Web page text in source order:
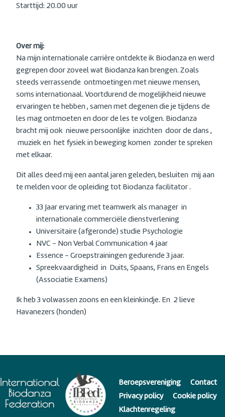
Starttijd: 20.00 uur
Over mij:
Na mijn internationale carrière ontdekte ik Biodanza en werd
gegrepen door zoveel wat Biodanza kan brengen. Zoals
steeds verrassende ontmoetingen met nieuwe mensen,
soms internationaal. Voortdurend de mogelijkheid nieuwe
ervaringen te hebben , samen met degenen die je tijdens de
les mag ontmoeten en door de les te volgen. Biodanza
bracht mij ook nieuwe persoonlijke inzichten door de dans ,
muziek en het fysiek in beweging komen zonder te spreken
met elkaar.
Dit alles deed mij een aantal jaren geleden, besluiten mij aan
te melden voor de opleiding tot Biodanza facilitator .
33 Jaar ervaring met teamwerk als manager in
internationale commerciële dienstverlening
Universitaire (afgeronde) studie Psychologie
NVC - Non Verbal Communication 4 jaar
Essence - Groepstrainingen gedurende 3 jaar.
Spreekvaardigheid in Duits, Spaans, Frans en Engels
(Associatie Examens)
Ik heb 3 volwassen zoons en een kleinkindje. En 2 lieve
Havanezers (honden)
Beroepsvereniging
Contact
Privacy policy
Cookie policy
Klachtenregeling